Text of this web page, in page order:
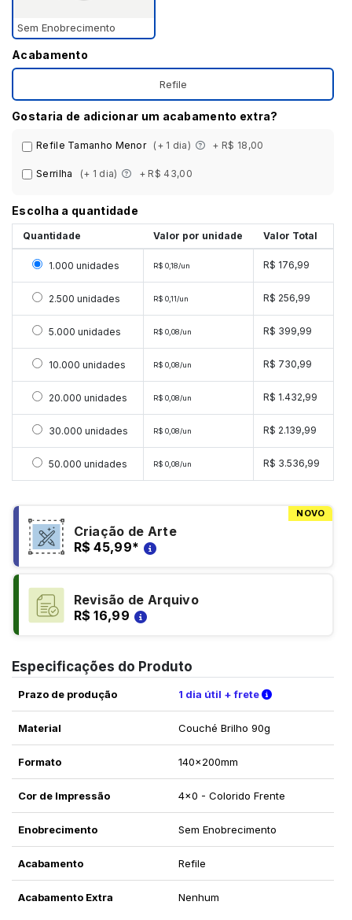
Sem Enobrecimento
Acabamento
Refile
Gostaria de adicionar um acabamento extra?
Refile Tamanho Menor (+ 1 dia) + R$ 18,00
Serrilha (+ 1 dia) + R$ 43,00
Escolha a quantidade
Quantidade Valor por unidade Valor Total
Selecionar 1000 unidades
1.000 unidades R$ 0,18/un R$ 176,99
Selecionar 2500 unidades
2.500 unidades R$ 0,11/un R$ 256,99
Selecionar 5000 unidades
5.000 unidades R$ 0,08/un R$ 399,99
Selecionar 10000 unidades
10.000 unidades R$ 0,08/un R$ 730,99
Selecionar 20000 unidades
20.000 unidades R$ 0,08/un R$ 1.432,99
Selecionar 30000 unidades
30.000 unidades R$ 0,08/un R$ 2.139,99
Selecionar 50000 unidades
50.000 unidades R$ 0,08/un R$ 3.536,99
NOVO
Criação de Arte
R$ 45,99*
Revisão de Arquivo
R$ 16,99
Especificações do Produto
Prazo de produção 1 dia útil + frete Verifique as
Material Couché Brilho 90g
Formato 140x200mm
Cor de Impressão 4x0 - Colorido Frente
Enobrecimento Sem Enobrecimento
Acabamento Refile
Acabamento Extra Nenhum